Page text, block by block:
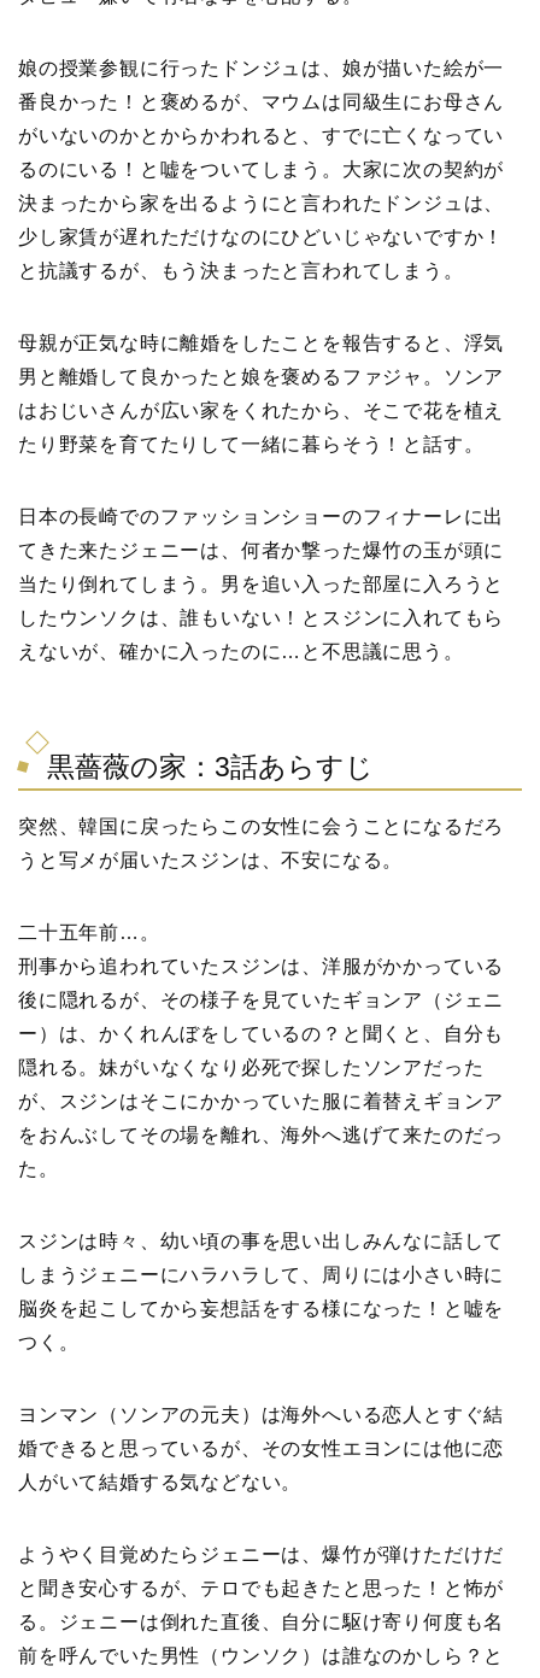
娘の授業参観に行ったドンジュは、娘が描いた絵が一
番良かった！と褒めるが、マウムは同級生にお母さん
がいないのかとからかわれると、すでに亡くなってい
るのにいる！と嘘をついてしまう。大家に次の契約が
決まったから家を出るようにと言われたドンジュは、
少し家賃が遅れただけなのにひどいじゃないですか！
と抗議するが、もう決まったと言われてしまう。
母親が正気な時に離婚をしたことを報告すると、浮気
男と離婚して良かったと娘を褒めるファジャ。ソンア
はおじいさんが広い家をくれたから、そこで花を植え
たり野菜を育てたりして一緒に暮らそう！と話す。
日本の長崎でのファッションショーのフィナーレに出
てきた来たジェニーは、何者か撃った爆竹の玉が頭に
当たり倒れてしまう。男を追い入った部屋に入ろうと
したウンソクは、誰もいない！とスジンに入れてもら
えないが、確かに入ったのに…と不思議に思う。
黒薔薇の家：3話あらすじ
突然、韓国に戻ったらこの女性に会うことになるだろ
うと写メが届いたスジンは、不安になる。
二十五年前…。
刑事から追われていたスジンは、洋服がかかっている
後に隠れるが、その様子を見ていたギョンア（ジェニ
ー）は、かくれんぼをしているの？と聞くと、自分も
隠れる。妹がいなくなり必死で探したソンアだった
が、スジンはそこにかかっていた服に着替えギョンア
をおんぶしてその場を離れ、海外へ逃げて来たのだっ
た。
スジンは時々、幼い頃の事を思い出しみんなに話して
しまうジェニーにハラハラして、周りには小さい時に
脳炎を起こしてから妄想話をする様になった！と嘘を
つく。
ヨンマン（ソンアの元夫）は海外へいる恋人とすぐ結
婚できると思っているが、その女性エヨンには他に恋
人がいて結婚する気などない。
ようやく目覚めたらジェニーは、爆竹が弾けただけだ
と聞き安心するが、テロでも起きたと思った！と怖が
る。ジェニーは倒れた直後、自分に駆け寄り何度も名
前を呼んでいた男性（ウンソク）は誰なのかしら？と